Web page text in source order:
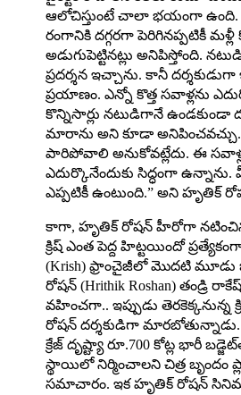
ఆలోచిస్తుంటే చాలా భ‌యంగా ఉంది.
రంగానికి దగ్గరగా పెరిగినప్పటికీ మళ్లీ
అడుగుపెట్టినట్లు అనిపిస్తోంది.
ప్రదర్శన ఇచ్చాను. కానీ దర్శకుడుగా
ప్రయాణం. ఎన్నో కొత్త సవాళ్లను
కొన్నిసార్లు నటుడిగానే ఉండకుండా
మారాను అని కూడా
పారిపోవాలి అనుకోవట్లేదు. ఈ
ఎదుర్కొనేందుకు సిద్ధంగా
ఎప్పటికీ ఉంటుంది.” అని హృతిక్
కాగా, హృతిక్ రోష‌న్ హీరోగా
క్రిష్ ఎంత పెద్ద హిట్ట‌యిందో ప్ర‌త్యేకంగా
(Krish) ఫ్రాంచైజీలో మొద‌టి
రోష‌న్ (Hrithik Roshan) తండ్రి
వ‌హించ‌గా.. ఇప్పుడు తెరకెక్కనున్న
రోషన్ దర్శకుడిగా
క్రేజ్ దృష్ట్యా రూ.700 కోట్ల భారీ
స్థాయిలో నిర్మించాలని చిత్ర బృందం
సమాచారం. ఇక హృతిక్ రోషన్